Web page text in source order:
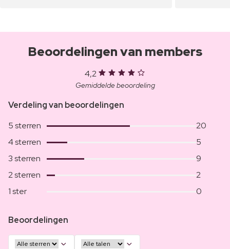
Beoordelingen van members
4,2
Gemiddelde beoordeling
Verdeling van beoordelingen
5 sterren
20
4 sterren
5
3 sterren
9
2 sterren
2
1 ster
0
Beoordelingen